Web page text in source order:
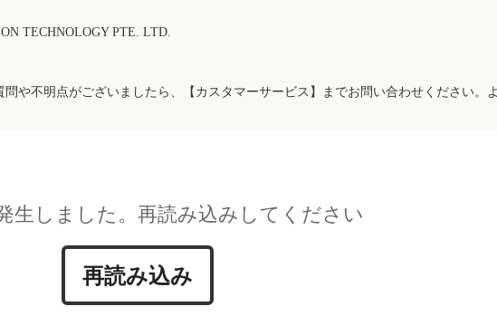
TECHNOLOGY PTE. LTD.
や不明点がございましたら、【カスタマーサービス】までお問い合わせください。
生しました。再読み込みしてください
再読み込み